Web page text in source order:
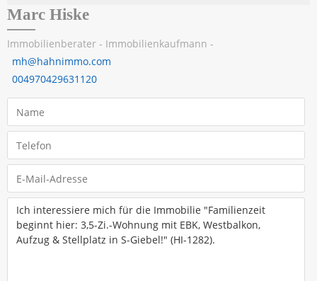
Marc Hiske
Immobilienberater - Immobilienkaufmann -
mh@hahnimmo.com
004970429631120